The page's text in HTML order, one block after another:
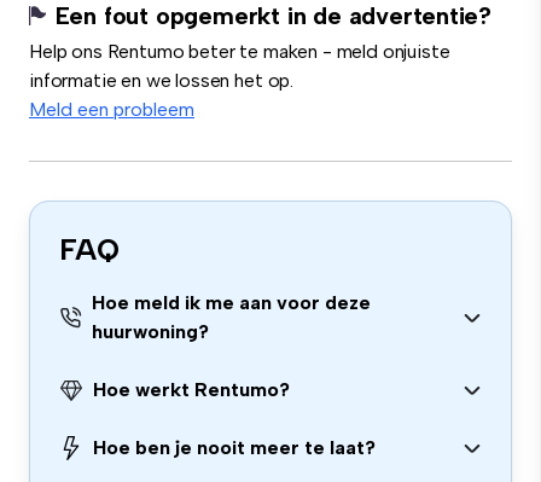
Een fout opgemerkt in de advertentie?
Help ons Rentumo beter te maken - meld onjuiste
informatie en we lossen het op.
Meld een probleem
FAQ
Hoe meld ik me aan voor deze
huurwoning?
Hoe werkt Rentumo?
Hoe ben je nooit meer te laat?